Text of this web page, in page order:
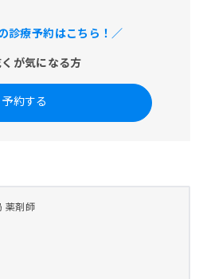
診療予約はこちら！／
が気になる方
予約する
薬剤師